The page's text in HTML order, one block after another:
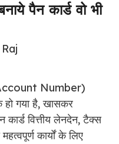
पैन कार्ड वो भी
Number)
गया है, खासकर
वित्तीय लेनदेन, टैक्स
कार्यों के लिए